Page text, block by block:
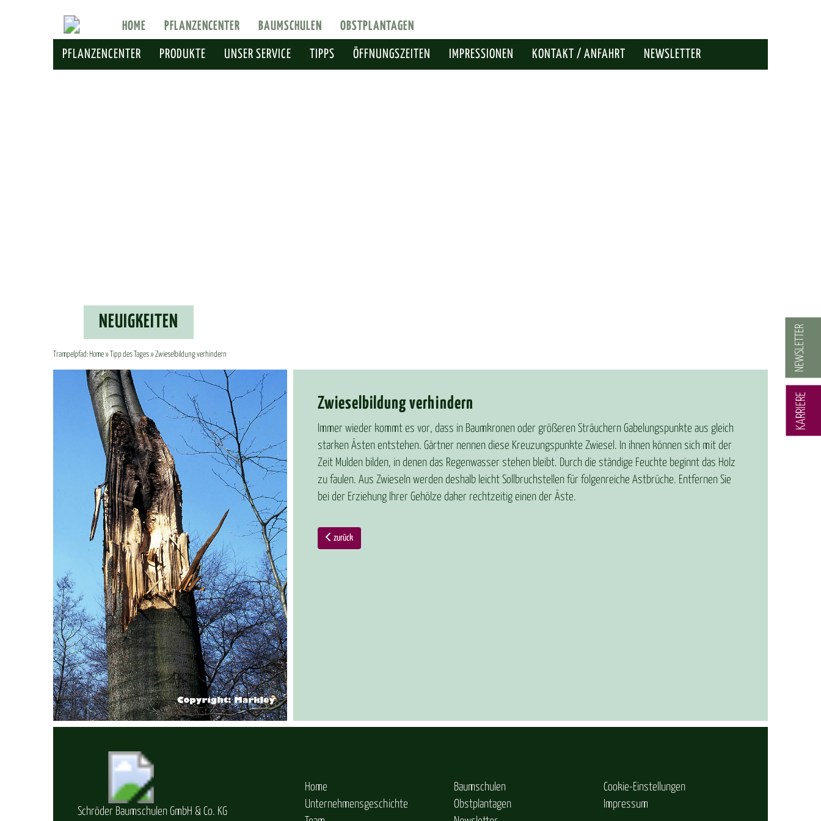
HOME PFLANZENCENTER BAUMSCHULEN OBSTPLANTAGEN
PFLANZENCENTER PRODUKTE UNSER SERVICE TIPPS ÖFFNUNGSZEITEN IMPRESSIONEN KONTAKT / ANFAHRT NEWSLETTER
NEU­IG­KEI­TEN
Trampelpfad: Home» Tipp des Tages» Zwieselbildung verhindern
Zwie­sel­bil­dung ver­hin­dern
Immer wieder kommt es vor, dass in Baumkronen oder größeren Sträuchern Gabelungspunkte aus gleich
starken Ästen entstehen. Gärtner nennen diese Kreuzungspunkte Zwiesel. In ihnen können sich mit der
Zeit Mulden bilden, in denen das Regenwasser stehen bleibt. Durch die ständige Feuchte beginnt das Holz
zu faulen. Aus Zwieseln werden deshalb leicht Sollbruchstellen für folgenreiche Astbrüche. Entfernen Sie
bei der Erziehung Ihrer Gehölze daher rechtzeitig einen der Äste.
zurück
Schröder Baumschulen GmbH & Co. KG
Home
Unternehmensgeschichte
Baumschulen
Obstplantagen
Cookie-Einstellungen
Impressum
NEWSLETTER
KARRIERE